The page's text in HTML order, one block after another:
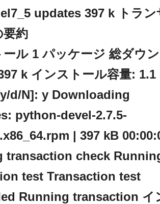
updates 397 k トラン
要約
ル 1 パッケージ 総ダウ
k インストール容量: 1.1
d/N]: y Downloading
python-devel-2.7.5-
| 397 kB
transaction check
test Transaction test
Running transaction イ